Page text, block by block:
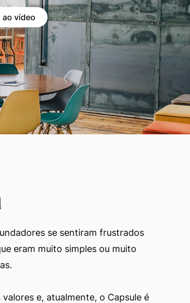
ao vídeo
se sentiram frustrados
eram muito simples ou muito
e, atualmente, o Capsule é